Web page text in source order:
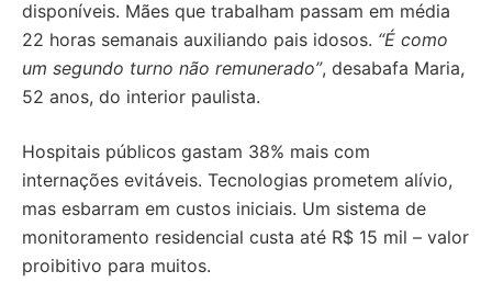
disponíveis. Mães que trabalham passam em média
22 horas semanais auxiliando pais idosos. “É como
um segundo turno não remunerado”, desabafa Maria,
52 anos, do interior paulista.
Hospitais públicos gastam 38% mais com
internações evitáveis. Tecnologias prometem alívio,
mas esbarram em custos iniciais. Um sistema de
monitoramento residencial custa até R$ 15 mil – valor
proibitivo para muitos.